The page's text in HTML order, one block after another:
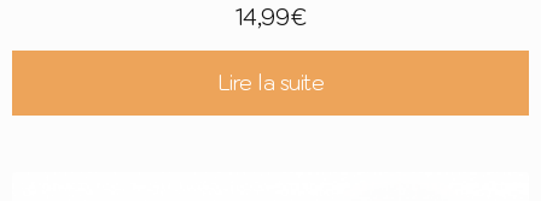
14,99€
Lire la suite